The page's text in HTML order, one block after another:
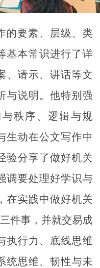
的要素、层级、类
基本常识进行了详
、请示、讲话等文
与说明。他特别强
秩序、逻辑与规
生动在公文写作中
验分享了做好机关
调要处理好学识与
在实践中做好机关
件事，并就交易成
执行力、底线思维
统思维、韧性与未